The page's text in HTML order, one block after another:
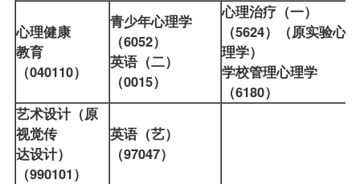
心理健康
教育
（040110）
青少年心理学
（6052）
英语（二）
（0015）
心理治疗（一）
（5624）（原实验心
理学）
学校管理心理学
（6180）
艺术设计（原
视觉传
达设计）
（990101）
英语（艺）
（97047）